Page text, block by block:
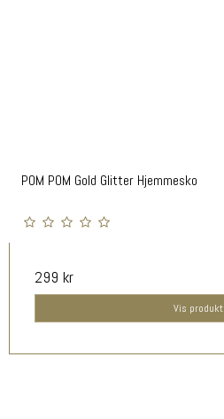
POM POM Gold Glitter Hjemmesko
299 kr
Vis produkt